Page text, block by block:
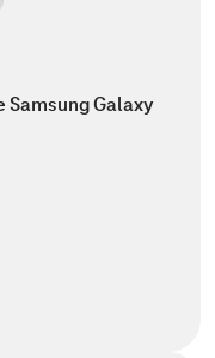
Samsung Galaxy